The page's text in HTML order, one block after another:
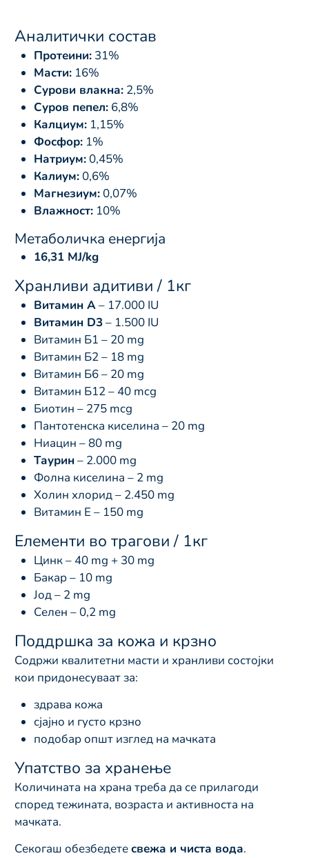
Аналитички состав
Протеини: 31%
Масти: 16%
Сурови влакна: 2,5%
Суров пепел: 6,8%
Калциум: 1,15%
Фосфор: 1%
Натриум: 0,45%
Калиум: 0,6%
Магнезиум: 0,07%
Влажност: 10%
Метаболичка енергија
16,31 MJ/kg
Хранливи адитиви / 1кг
Витамин А– 17.000 IU
Витамин D3– 1.500 IU
Витамин Б1 – 20 mg
Витамин Б2 – 18 mg
Витамин Б6 – 20 mg
Витамин Б12 – 40 mcg
Биотин – 275 mcg
Пантотенска киселина – 20 mg
Ниацин – 80 mg
Таурин– 2.000 mg
Фолна киселина – 2 mg
Холин хлорид – 2.450 mg
Витамин Е – 150 mg
Елементи во трагови / 1кг
Цинк – 40 mg + 30 mg
Бакар – 10 mg
Јод – 2 mg
Селен – 0,2 mg
Поддршка за кожа и крзно
Содржи квалитетни масти и хранливи состојки
кои придонесуваат за:
здрава кожа
сјајно и густо крзно
подобар општ изглед на мачката
Упатство за хранење
Количината на храна треба да се прилагоди
според тежината, возраста и активноста на
мачката.
Секогаш обезбедетесвежа и чиста вода.